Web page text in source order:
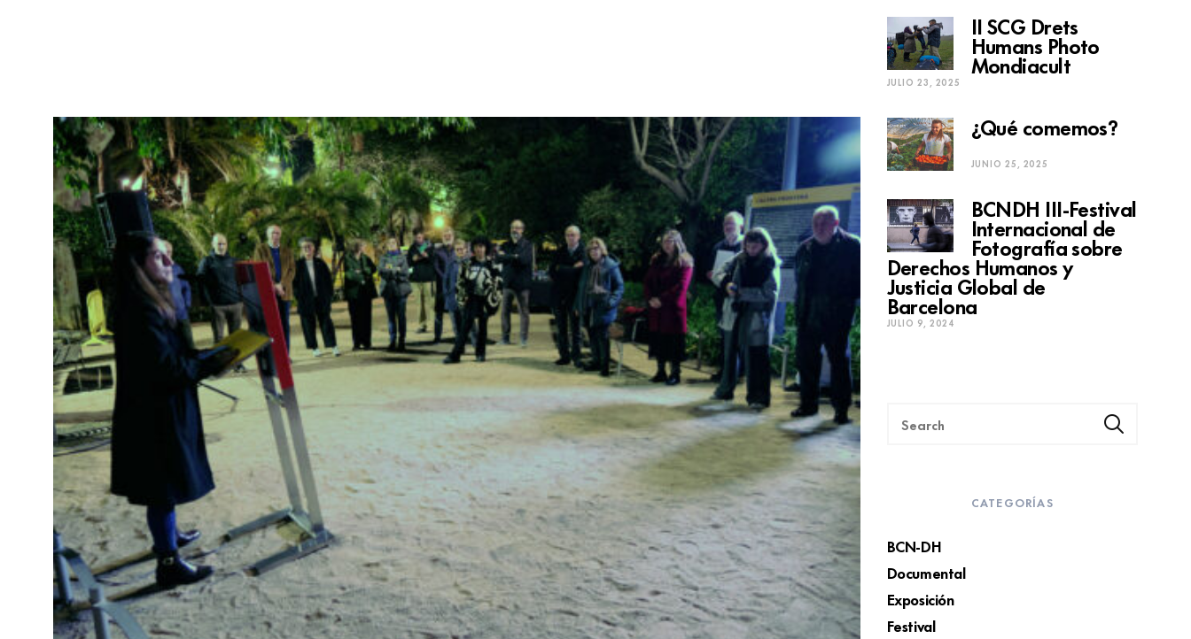
II SCG Drets
Humans Photo
Mondiacult
JULIO 23, 2025
¿Qué comemos?
JUNIO 25, 2025
BCNDH III-Festival
Internacional de
Fotografía sobre
Derechos Humanos y
Justicia Global de
Barcelona
JULIO 9, 2024
CATEGORÍAS
BCN-DH
Documental
Exposición
Festival